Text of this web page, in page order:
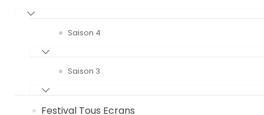
Saison 4
Saison 3
Festival Tous Ecrans